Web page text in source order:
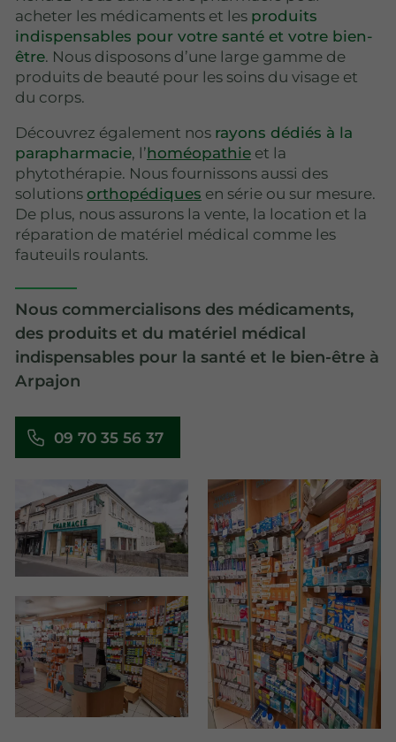
acheter les médicaments et les produits
indispensables pour votre santé et votre bien-
être. Nous disposons d’une large gamme de
produits de beauté pour les soins du visage et
du corps.
Découvrez également nos rayons dédiés à la
parapharmacie, l’homéopathie et la
phytothérapie. Nous fournissons aussi des
solutions orthopédiques en série ou sur mesure.
De plus, nous assurons la vente, la location et la
réparation de matériel médical comme les
fauteuils roulants.
Nous commercialisons des médicaments,
des produits et du matériel médical
indispensables pour la santé et le bien-être à
Arpajon
09 70 35 56 37